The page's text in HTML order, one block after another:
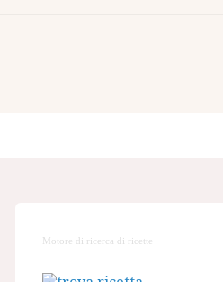
Motore di ricerca di ricette